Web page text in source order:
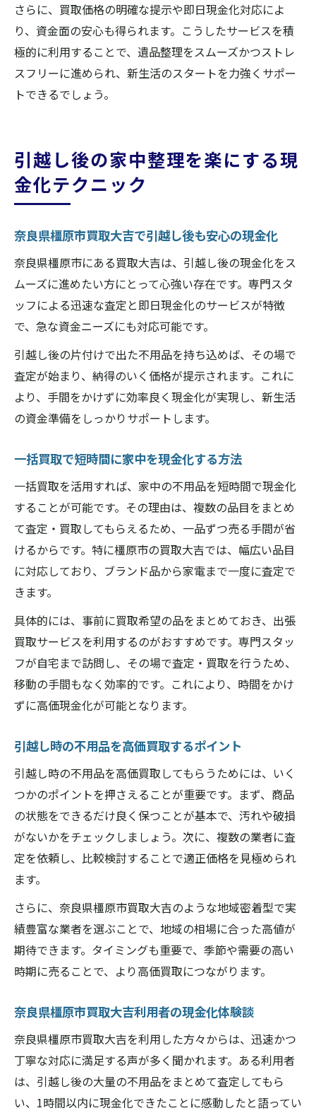
さらに、買取価格の明確な提示や即日現金化対応によ
り、資金面の安心も得られます。こうしたサービスを積
極的に利用することで、遺品整理をスムーズかつストレ
スフリーに進められ、新生活のスタートを力強くサポー
トできるでしょう。
引越し後の家中整理を楽にする現
金化テクニック
奈良県橿原市買取大吉で引越し後も安心の現金化
奈良県橿原市にある買取大吉は、引越し後の現金化をス
ムーズに進めたい方にとって心強い存在です。専門スタ
ッフによる迅速な査定と即日現金化のサービスが特徴
で、急な資金ニーズにも対応可能です。
引越し後の片付けで出た不用品を持ち込めば、その場で
査定が始まり、納得のいく価格が提示されます。これに
より、手間をかけずに効率良く現金化が実現し、新生活
の資金準備をしっかりサポートします。
一括買取で短時間に家中を現金化する方法
一括買取を活用すれば、家中の不用品を短時間で現金化
することが可能です。その理由は、複数の品目をまとめ
て査定・買取してもらえるため、一品ずつ売る手間が省
けるからです。特に橿原市の買取大吉では、幅広い品目
に対応しており、ブランド品から家電まで一度に査定で
きます。
具体的には、事前に買取希望の品をまとめておき、出張
買取サービスを利用するのがおすすめです。専門スタッ
フが自宅まで訪問し、その場で査定・買取を行うため、
移動の手間もなく効率的です。これにより、時間をかけ
ずに高価現金化が可能となります。
引越し時の不用品を高価買取するポイント
引越し時の不用品を高価買取してもらうためには、いく
つかのポイントを押さえることが重要です。まず、商品
の状態をできるだけ良く保つことが基本で、汚れや破損
がないかをチェックしましょう。次に、複数の業者に査
定を依頼し、比較検討することで適正価格を見極められ
ます。
さらに、奈良県橿原市買取大吉のような地域密着型で実
績豊富な業者を選ぶことで、地域の相場に合った高値が
期待できます。タイミングも重要で、季節や需要の高い
時期に売ることで、より高価買取につながります。
奈良県橿原市買取大吉利用者の現金化体験談
奈良県橿原市買取大吉を利用した方々からは、迅速かつ
丁寧な対応に満足する声が多く聞かれます。ある利用者
は、引越し後の大量の不用品をまとめて査定してもら
い、1時間以内に現金化できたことに感動したと語ってい